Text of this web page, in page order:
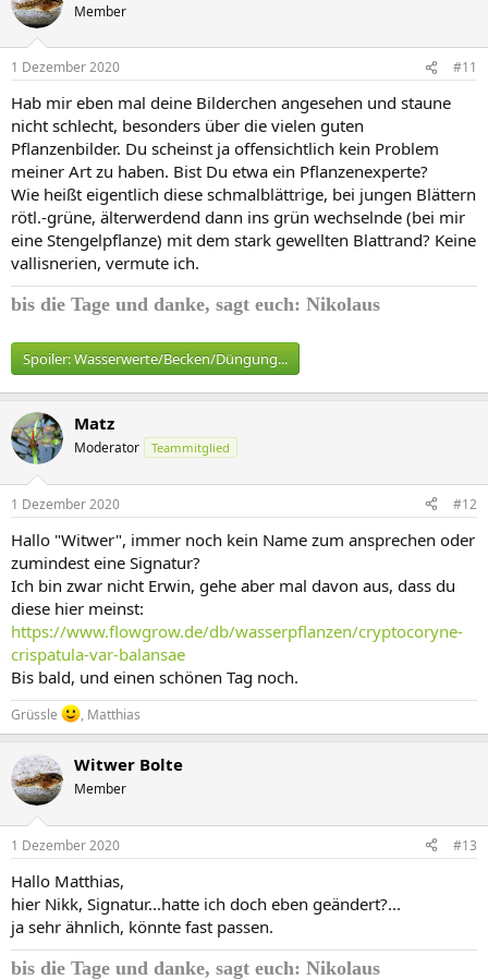
Member
1 Dezember 2020 #11
Hab mir eben mal deine Bilderchen angesehen und staune
nicht schlecht, besonders über die vielen guten
Pflanzenbilder. Du scheinst ja offensichtlich kein Problem
meiner Art zu haben. Bist Du etwa ein Pflanzenexperte?
Wie heißt eigentlich diese schmalblättrige, bei jungen Blättern
rötl.-grüne, älterwerdend dann ins grün wechselnde (bei mir
eine Stengelpflanze) mit dem stark gewellten Blattrand? Keine
vallisnerien, vermute ich.
bis die Tage und danke, sagt euch: Nikolaus
Spoiler:Wasserwerte/Becken/Düngung...
Matz
Moderator Teammitglied
1 Dezember 2020 #12
Hallo "Witwer", immer noch kein Name zum ansprechen oder
zumindest eine Signatur?
Ich bin zwar nicht Erwin, gehe aber mal davon aus, dass du
diese hier meinst:
https://www.flowgrow.de/db/wasserpflanzen/cryptocoryne-
crispatula-var-balansae
Bis bald, und einen schönen Tag noch.
Grüssle , Matthias
Witwer Bolte
Member
1 Dezember 2020 #13
Hallo Matthias,
hier Nikk, Signatur...hatte ich doch eben geändert?...
ja sehr ähnlich, könnte fast passen.
bis die Tage und danke, sagt euch: Nikolaus